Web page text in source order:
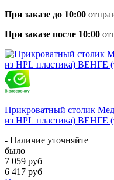
При заказе до 10:00
При заказе после 10:00
Прикроватный столик
из HPL пластика) ВЕНГЕ
- Наличие уточняйте
было
7 059 руб
6 417 руб